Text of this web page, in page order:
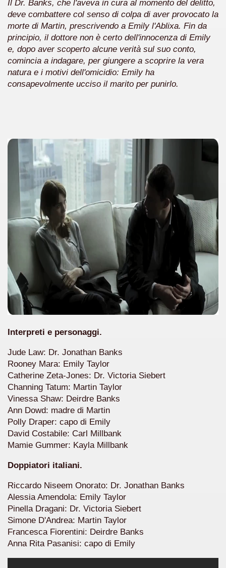
Il Dr. Banks, che l'aveva in cura al momento del delitto,
deve combattere col senso di colpa di aver provocato la
morte di Martin, prescrivendo a Emily l'Ablixa. Fin da
principio, il dottore non è certo dell'innocenza di Emily
e, dopo aver scoperto alcune verità sul suo conto,
comincia a indagare, per giungere a scoprire la vera
natura e i motivi dell'omicidio: Emily ha
consapevolmente ucciso il marito per punirlo.
Interpreti e personaggi.
Jude Law: Dr. Jonathan Banks
Rooney Mara: Emily Taylor
Catherine Zeta-Jones: Dr. Victoria Siebert
Channing Tatum: Martin Taylor
Vinessa Shaw: Deirdre Banks
Ann Dowd: madre di Martin
Polly Draper: capo di Emily
David Costabile: Carl Millbank
Mamie Gummer: Kayla Millbank
Doppiatori italiani.
Riccardo Niseem Onorato: Dr. Jonathan Banks
Alessia Amendola: Emily Taylor
Pinella Dragani: Dr. Victoria Siebert
Simone D'Andrea: Martin Taylor
Francesca Fiorentini: Deirdre Banks
Anna Rita Pasanisi: capo di Emily
Trilogia sulla morte
Se Ti Piacciono nel mese di Aprile 2014.